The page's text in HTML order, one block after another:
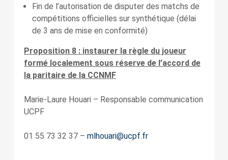
Fin de l’autorisation de disputer des matchs de
compétitions officielles sur synthétique (délai
de 3 ans de mise en conformité)
Proposition 8 : instaurer la règle du joueur
formé localement sous réserve de l’accord de
la paritaire de la CCNMF
Marie-Laure Houari – Responsable communication
UCPF
01 55 73 32 37 – mlhouari@ucpf.fr